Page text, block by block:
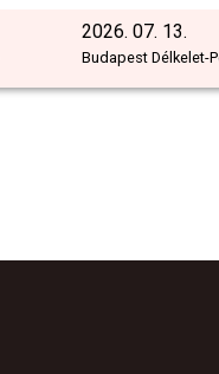
2026. 07. 13.
Budapest Délkelet-